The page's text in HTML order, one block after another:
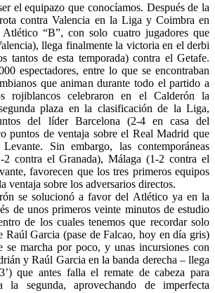
el equipazo que conocíamos. Después de la
contra Valencia en la Liga y Coimbra en
“B”, con solo cuatro jugadores que
llega finalmente la victoria en el derbi
tantos de esta temporada) contra el Getafe.
espectadores, entre lo que se encontraban
que animan durante todo el partido a
rojiblancos celebraron en el Calderón la
plaza en la clasificación de la Liga,
del líder Barcelona (2-4 en casa del
puntos de ventaja sobre el Real Madrid que
Sin embargo, las contemporáneas
2 contra el Granada), Málaga (1-2 contra el
favorecen que los tres primeros equipos
ventaja sobre los adversarios directos.
se solucionó a favor del Atlético ya en la
de unos primeros veinte minutos de estudio
de los cuales tenemos que recordar solo
Raúl Garcia (pase de Falcao, hoy en día gris)
se marcha por poco, y unas incursiones con
y Raúl Garcia en la banda derecha – llega
que antes falla el remate de cabeza para
la segunda, aprovechando de imperfecta